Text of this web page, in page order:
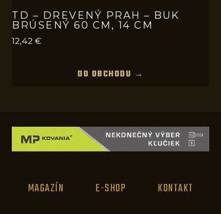
TD – DREVENÝ PRAH – BUK
BRÚSENÝ 60 CM, 14 CM
12,42 €
DO OBCHODU →
MAGAZÍN E-SHOP KONTAKT